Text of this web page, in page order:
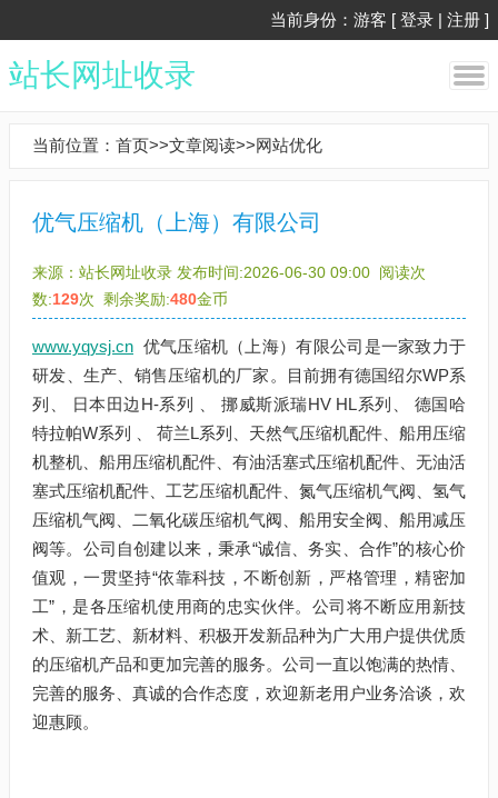
当前身份：游客 [ 登录 | 注册 ]
站长网址收录
当前位置： 首页>>文章阅读>>网站优化
优气压缩机（上海）有限公司
来源： 站长网址收录 发布时间:2026-06-30 09:00 阅读次
数:129次 剩余奖励:480金币
www.yqysj.cn 优气压缩机（上海）有限公司是一家致力于
研发、生产、销售压缩机的厂家。目前拥有德国绍尔WP系
列、 日本田边H-系列 、 挪威斯派瑞HV HL系列、 德国哈
特拉帕W系列 、 荷兰L系列、天然气压缩机配件、船用压缩
机整机、船用压缩机配件、有油活塞式压缩机配件、无油活
塞式压缩机配件、工艺压缩机配件、氮气压缩机气阀、氢气
压缩机气阀、二氧化碳压缩机气阀、船用安全阀、船用减压
阀等。公司自创建以来，秉承“诚信、务实、合作”的核心价
值观，一贯坚持“依靠科技，不断创新，严格管理，精密加
工”，是各压缩机使用商的忠实伙伴。公司将不断应用新技
术、新工艺、新材料、积极开发新品种为广大用户提供优质
的压缩机产品和更加完善的服务。公司一直以饱满的热情、
完善的服务、真诚的合作态度，欢迎新老用户业务洽谈，欢
迎惠顾。